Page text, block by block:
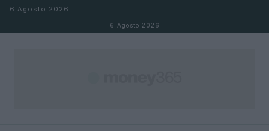
Salta al contenuto
6 Agosto 2026
6 Agosto 2026